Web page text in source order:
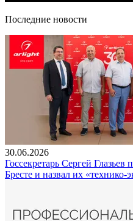
Последние новости
30.06.2026
Госсекретарь Сергей Глазьев
Бресте и назвал их